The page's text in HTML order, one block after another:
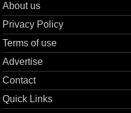
About us
Privacy Policy
Terms of use
Advertise
Contact
Quick Links